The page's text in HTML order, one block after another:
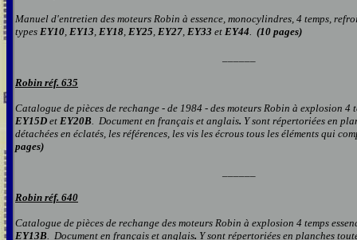
Manuel d'entretien des moteurs Robin à essence, monocylindres, 4 temps,
types EY10, EY13, EY18, EY25, EY27, EY33 et EY44. (10 pages)
Robin réf. 635
Catalogue de pièces de rechange - de 1984 - des moteurs Robin à explosion 4
EY15D et EY20B. Document en français et anglais. Ysont répertoriées en
détachées en éclatés, les références, les vis les écrous tous les éléments qui
pages)
Robin réf. 640
Catalogue de pièces de rechange des moteurs Robin à explosion 4 temps
EY13B. Document en français et anglais. Ysont répertoriées en planches